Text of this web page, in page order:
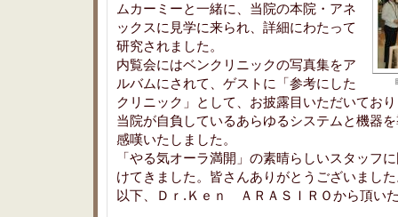
ムカーミーと一緒に、当院の本院・アネ
ックスに見学に来られ、詳細にわたって
研究されました。
内覧会にはベンクリニックの写真集をア
ルバムにされて、ゲストに「参考にした
クリニック」として、お披露目いただいてお
当院が自負しているあらゆるシステムと機器
感嘆いたしました。
「やる気オーラ満開」の素晴らしいスタッフ
けてきました。皆さんありがとうございまし
以下、Ｄｒ.Ｋｅｎ ＡＲＡＳＩＲＯから頂い